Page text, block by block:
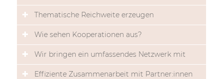
Thematische Reichweite erzeugen
Wie sehen Kooperationen aus?
Wir bringen ein umfassendes Netzwerk mit
Effiziente Zusammenarbeit mit Partner:innen